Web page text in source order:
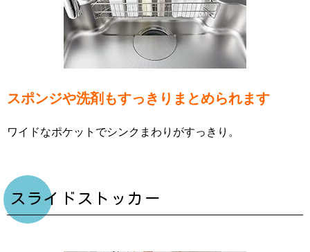
スポンジや洗剤もすっきりまとめられます
ワイドなポケットでシンクまわりがすっきり。
スライドストッカー